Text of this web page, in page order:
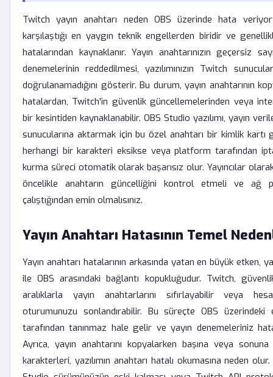
Twitch yayın anahtarı neden OBS üzerinde hata veriyor
karşılaştığı en yaygın teknik engellerden biridir ve
hatalarından kaynaklanır. Yayın anahtarınızın geçersiz
denemelerinin reddedilmesi, yazılımınızın Twitch
doğrulanamadığını gösterir. Bu durum, yayın anahtarının
hatalardan, Twitch'in güvenlik güncellemelerinden veya
bir kesintiden kaynaklanabilir. OBS Studio yazılımı, yayın
sunucularına aktarmak için bu özel anahtarı bir kimlik kartı
herhangi bir karakteri eksikse veya platform tarafından
kurma süreci otomatik olarak başarısız olur. Yayıncılar
öncelikle anahtarın güncelliğini kontrol etmeli ve ağ
çalıştığından emin olmalısınız.
Yayın Anahtarı Hatasının Temel
Yayın anahtarı hatalarının arkasında yatan en büyük etken,
ile OBS arasındaki bağlantı kopukluğudur. Twitch,
aralıklarla yayın anahtarlarını sıfırlayabilir veya
oturumunuzu sonlandırabilir. Bu süreçte OBS üzerindeki
tarafından tanınmaz hale gelir ve yayın denemeleriniz
Ayrıca, yayın anahtarını kopyalarken başına veya
karakterleri, yazılımın anahtarı hatalı okumasına neden olur.